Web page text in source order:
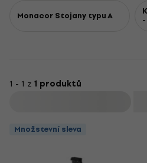
Monacor Stojany typu A
1 - 1 z 1 produktů
Množstevní sleva